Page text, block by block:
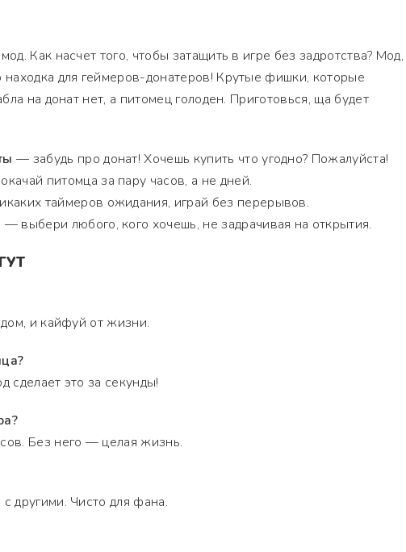
Как насчет того, чтобы затащить в игре без задротства? Мод,
для геймеров-донатеров! Крутые фишки, которые
на донат нет, а питомец голоден. Приготовься, ща будет
— забудь про донат! Хочешь купить что угодно? Пожалуйста!
питомца за пару часов, а не дней.
таймеров ожидания, играй без перерывов.
— выбери любого, кого хочешь, не задрачивая на открытия.
и кайфуй от жизни.
сделает это за секунды!
Без него — целая жизнь.
другими. Чисто для фана.